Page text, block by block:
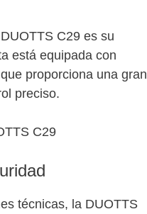
C29 es su
está equipada con
proporciona una gran
preciso.
técnicas, la DUOTTS